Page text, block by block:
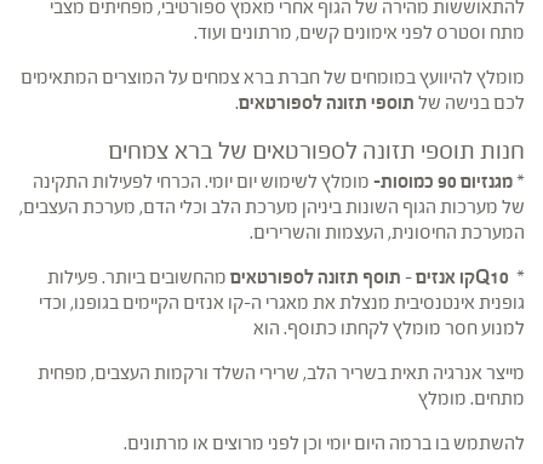
להתאוששות מהירה של הגוף אחרי מאמץ ספורטיבי, מפחיתים מצבי
מתח וסטרס לפני אימונים קשים, מרתונים ועוד.
מומלץ להיוועץ במומחים של חברת ברא צמחים על המוצרים המתאימים
לכם בנישה של תוספי תזונה לספורטאים.
חנות תוספי תזונה לספורטאים של ברא צמחים
*מגנזיום 90 כמוסות-
מומלץ לשימוש יום יומי. הכרחי לפעילות התקינה
של מערכות הגוף השונות ביניהן מערכת הלב וכלי הדם, מערכת העצבים,
המערכת החיסונית, העצמות והשרירים.
*
קו אנזים– תוסף תזונה לספורטאים מהחשובים ביותר. פעילות
גופנית אינטנסיבית מנצלת את מאגרי ה-קו אנזים הקיימים בגופנו, וכדי
למנוע חסר מומלץ לקחתו כתוסף. הוא
מייצר אנרגיה תאית בשריר הלב, שרירי השלד ורקמות העצבים, מפחית
מתחים. מומלץ
להשתמש בו ברמה היום יומי וכן לפני מרוצים או מרתונים.